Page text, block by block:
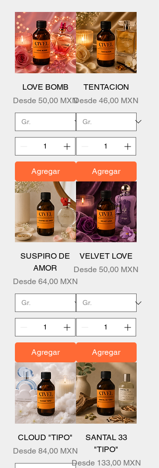
LOVE BOMB
Desde 50,00 MXN
Precio de oferta
Agregar
TENTACION
Desde46,00 MXN
Precio de oferta
Agregar
SUSPIRO DE
AMOR
Desde 64,00 MXN
Precio de oferta
Agregar
VELVET LOVE
Desde50,00 MXN
Precio de oferta
Agregar
CLOUD "TIPO"
Desde 84,00 MXN
Precio de oferta
SANTAL 33
"TIPO"
Desde 133,00 MXN
Precio de oferta